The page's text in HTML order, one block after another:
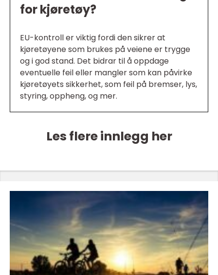
for kjøretøy?
EU-kontroll er viktig fordi den sikrer at
kjøretøyene som brukes på veiene er trygge
og i god stand. Det bidrar til å oppdage
eventuelle feil eller mangler som kan påvirke
kjøretøyets sikkerhet, som feil på bremser, lys,
styring, oppheng, og mer.
Les flere innlegg her